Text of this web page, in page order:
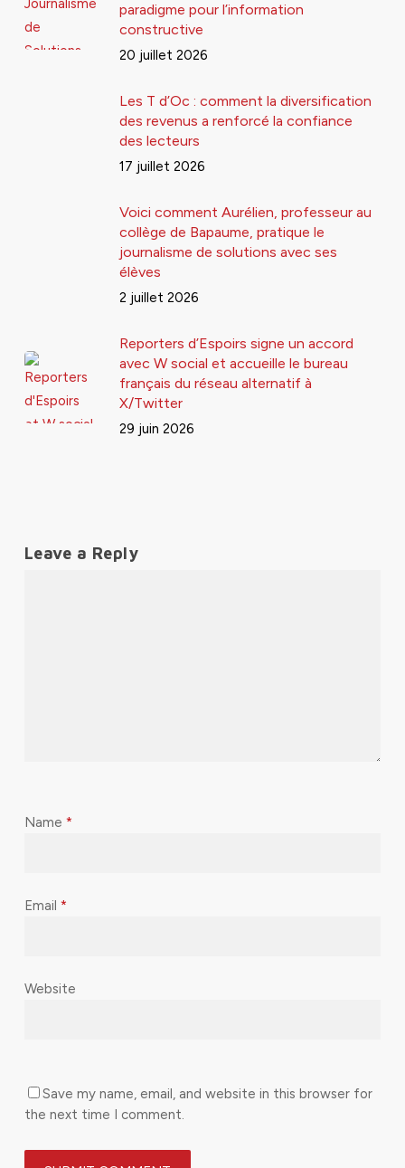
paradigme pour l’information
constructive
20 juillet 2026
Les T d’Oc : comment la diversification
des revenus a renforcé la confiance
des lecteurs
17 juillet 2026
Voici comment Aurélien, professeur au
collège de Bapaume, pratique le
journalisme de solutions avec ses
élèves
2 juillet 2026
Reporters d’Espoirs signe un accord
avec W social et accueille le bureau
français du réseau alternatif à
X/Twitter
29 juin 2026
Leave a Reply
Name *
Email *
Website
Save my name, email, and website in this browser for
the next time I comment.